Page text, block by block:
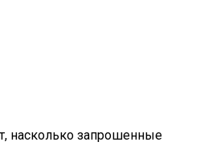
насколько запрошенные